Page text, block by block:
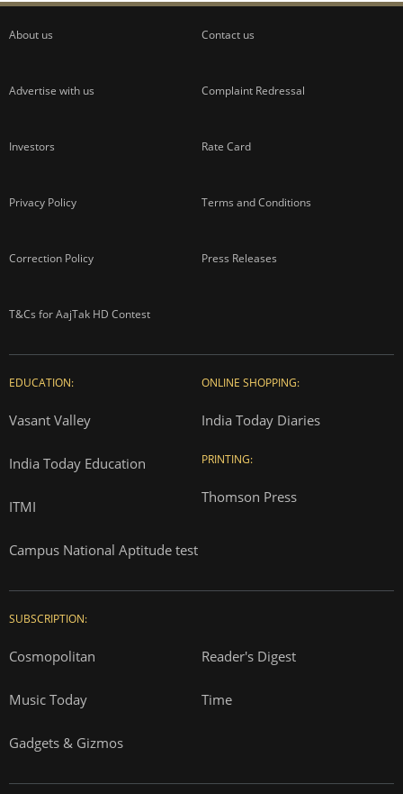
About us Contact us
Advertise with us Complaint Redressal
Investors Rate Card
Privacy Policy Terms and Conditions
Correction Policy Press Releases
T&Cs for AajTak HD Contest
EDUCATION:
Vasant Valley
India Today Education
ITMI
Campus National Aptitude test
ONLINE SHOPPING:
India Today Diaries
PRINTING:
Thomson Press
SUBSCRIPTION:
Cosmopolitan Reader's Digest
Music Today Time
Gadgets & Gizmos